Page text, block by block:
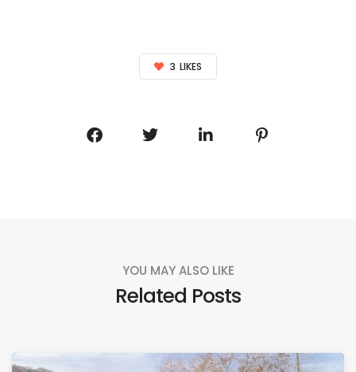
3 LIKES
YOU MAY ALSO LIKE
Related Posts